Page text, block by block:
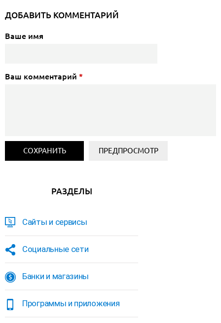
ДОБАВИТЬ КОММЕНТАРИЙ
Ваше имя
Ваш комментарий *
РАЗДЕЛЫ
Сайты и сервисы
Социальные сети
Банки и магазины
Программы и приложения